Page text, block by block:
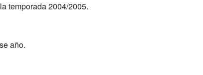
temporada 2004/2005.
año.